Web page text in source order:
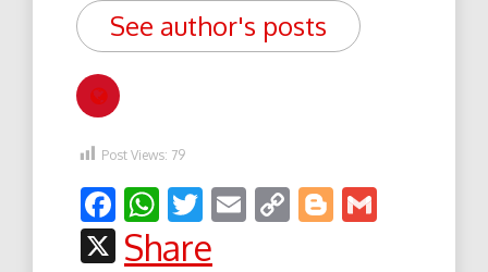
See author's posts
Post Views: 79
Facebook
WhatsApp
Twitter
EmailCopyBlogger
X
Share